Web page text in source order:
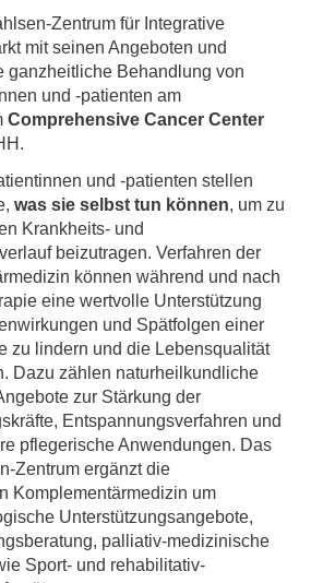
Zentrum für Integrative
mit seinen Angeboten und
ganzheitliche Behandlung von
und -patienten am
Comprehensive Cancer Center
und -patienten stellen
was sie selbst tun können, um zu
Krankheits- und
beizutragen. Verfahren der
können während und nach
eine wertvolle Unterstützung
und Spätfolgen einer
zu lindern und die Lebensqualität
Dazu zählen naturheilkundliche
zur Stärkung der
Entspannungsverfahren und
pflegerische Anwendungen. Das
Zentrum ergänzt die
Komplementärmedizin um
Unterstützungsangebote,
palliativ-medizinische
Sport- und rehabilitativ-